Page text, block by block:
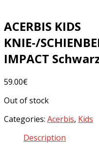
ACERBIS KIDS
KNIE-/
IMPACT
59.00€
Out of stock
Categories: Acerbis, Kids
Description